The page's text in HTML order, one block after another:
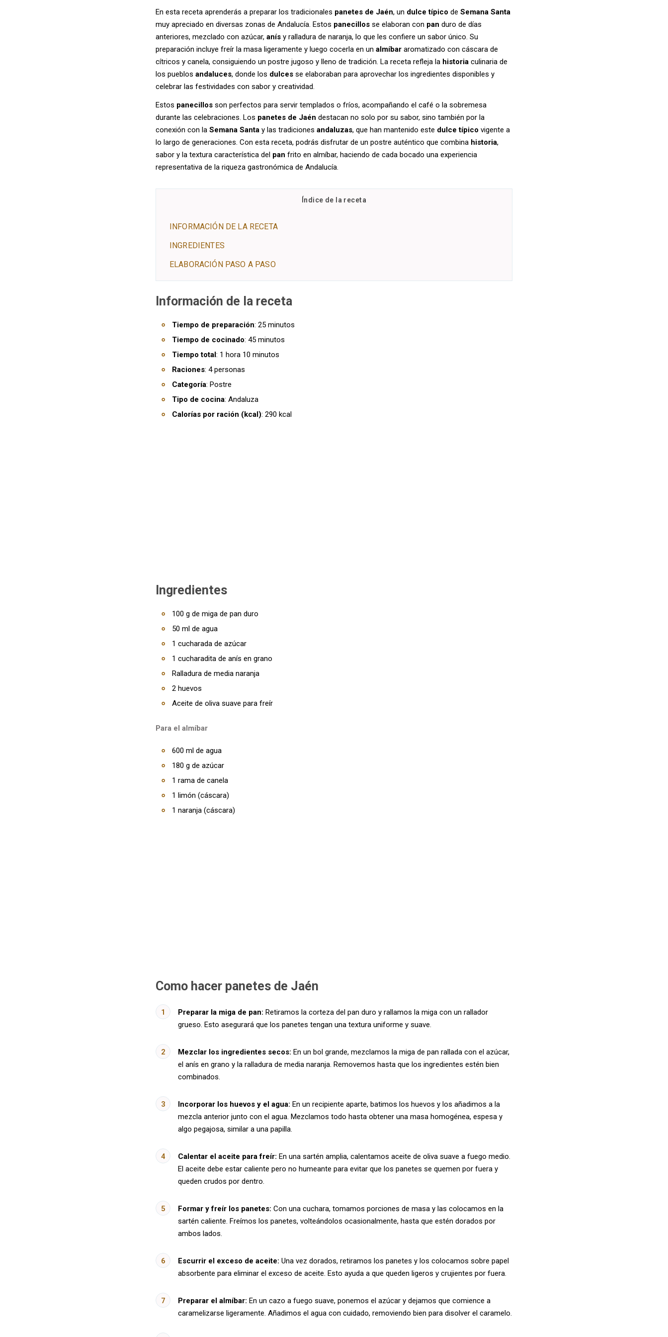
En esta receta aprenderás a preparar los tradicionales panetes de Jaén, un dulce típico de Semana Santa
muy apreciado en diversas zonas de Andalucía. Estos panecillos se elaboran con pan duro de días
anteriores, mezclado con azúcar, anís y ralladura de naranja, lo que les confiere un sabor único. Su
preparación incluye freír la masa ligeramente y luego cocerla en un almíbar aromatizado con cáscara de
cítricos y canela, consiguiendo un postre jugoso y lleno de tradición. La receta refleja la historia culinaria de
los pueblos andaluces, donde los dulces se elaboraban para aprovechar los ingredientes disponibles y
celebrar las festividades con sabor y creatividad.
Estos panecillos son perfectos para servir templados o fríos, acompañando el café o la sobremesa
durante las celebraciones. Los panetes de Jaén destacan no solo por su sabor, sino también por la
conexión con la Semana Santa y las tradiciones andaluzas, que han mantenido este dulce típico vigente a
lo largo de generaciones. Con esta receta, podrás disfrutar de un postre auténtico que combina historia,
sabor y la textura característica del pan frito en almíbar, haciendo de cada bocado una experiencia
representativa de la riqueza gastronómica de Andalucía.
Índice de la receta
INFORMACIÓN DE LA RECETA
INGREDIENTES
ELABORACIÓN PASO A PASO
Información de la receta
Tiempo de preparación: 25 minutos
Tiempo de cocinado: 45 minutos
Tiempo total: 1 hora 10 minutos
Raciones: 4 personas
Categoría: Postre
Tipo de cocina: Andaluza
Calorías por ración (kcal): 290 kcal
Ingredientes
100 g de miga de pan duro
50 ml de agua
1 cucharada de azúcar
1 cucharadita de anís en grano
Ralladura de media naranja
2 huevos
Aceite de oliva suave para freír
Para el almíbar
600 ml de agua
180 g de azúcar
1 rama de canela
1 limón (cáscara)
1 naranja (cáscara)
Como hacer panetes de Jaén
Preparar la miga de pan: Retiramos la corteza del pan duro y rallamos la miga con un rallador
grueso. Esto asegurará que los panetes tengan una textura uniforme y suave.
Mezclar los ingredientes secos: En un bol grande, mezclamos la miga de pan rallada con el azúcar,
el anís en grano y la ralladura de media naranja. Removemos hasta que los ingredientes estén bien
combinados.
Incorporar los huevos y el agua: En un recipiente aparte, batimos los huevos y los añadimos a la
mezcla anterior junto con el agua. Mezclamos todo hasta obtener una masa homogénea, espesa y
algo pegajosa, similar a una papilla.
Calentar el aceite para freír: En una sartén amplia, calentamos aceite de oliva suave a fuego medio.
El aceite debe estar caliente pero no humeante para evitar que los panetes se quemen por fuera y
queden crudos por dentro.
Formar y freír los panetes: Con una cuchara, tomamos porciones de masa y las colocamos en la
sartén caliente. Freímos los panetes, volteándolos ocasionalmente, hasta que estén dorados por
ambos lados.
Escurrir el exceso de aceite: Una vez dorados, retiramos los panetes y los colocamos sobre papel
absorbente para eliminar el exceso de aceite. Esto ayuda a que queden ligeros y crujientes por fuera.
Preparar el almíbar: En un cazo a fuego suave, ponemos el azúcar y dejamos que comience a
caramelizarse ligeramente. Añadimos el agua con cuidado, removiendo bien para disolver el caramelo.